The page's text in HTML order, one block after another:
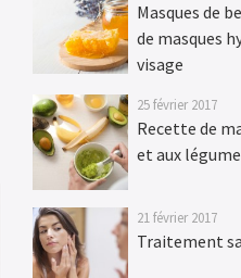
Masques de
de masques
visage
25 février 2017
Recette de
et aux
21 février 2017
Traitement